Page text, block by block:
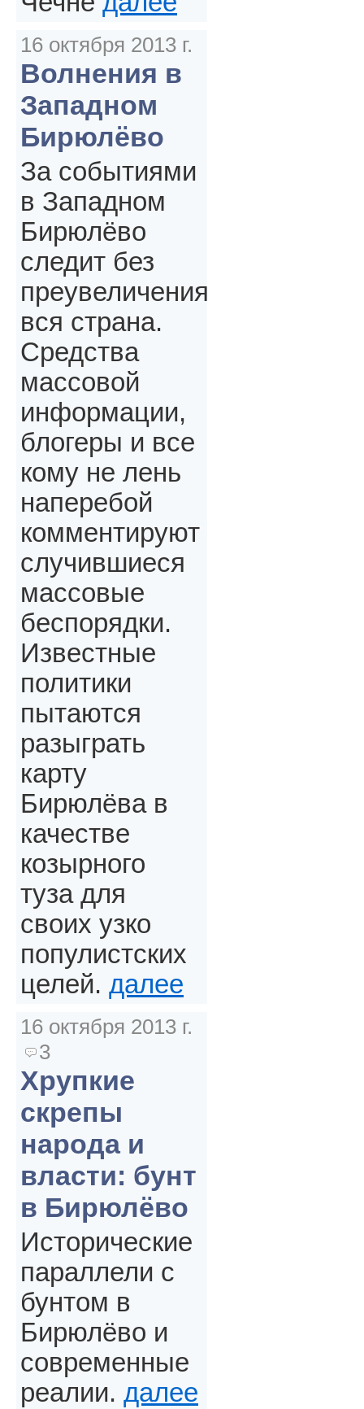
16 октября 2013 г.
Волнения в
Западном
Бирюлёво
За событиями
в Западном
Бирюлёво
следит без
преувеличения
вся страна.
Средства
массовой
информации,
блогеры и все
кому не лень
наперебой
комментируют
случившиеся
массовые
беспорядки.
Известные
политики
пытаются
разыграть
карту
Бирюлёва в
качестве
козырного
туза для
своих узко
популистских
целей. далее
16 октября 2013 г.
3
Хрупкие
скрепы
народа и
власти: бунт
в Бирюлёво
Исторические
параллели с
бунтом в
Бирюлёво и
современные
реалии. далее